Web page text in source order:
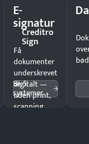
E-
signatur
Creditro
Sign
Få
dokumenter
underskrevet
digitalt —
uden print,
scanning
Se 5
systemer